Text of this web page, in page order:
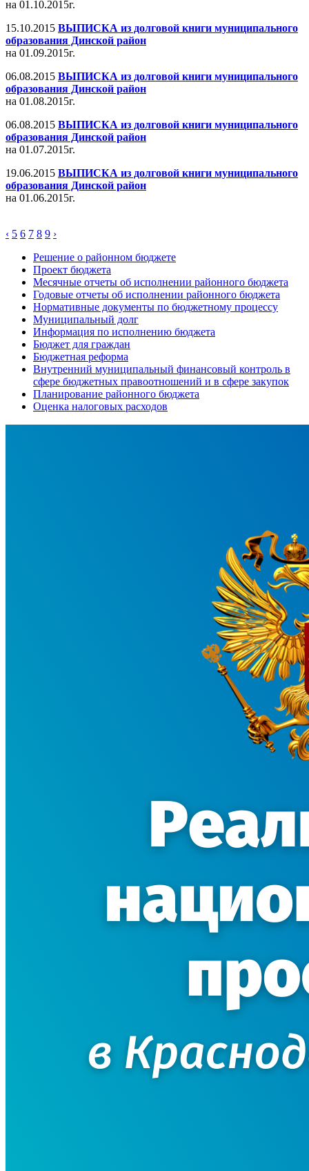
на 01.10.2015г.
15.10.2015 ВЫПИСКА из долговой книги муниципального
образования Динской район
на 01.09.2015г.
06.08.2015 ВЫПИСКА из долговой книги муниципального
образования Динской район
на 01.08.2015г.
06.08.2015 ВЫПИСКА из долговой книги муниципального
образования Динской район
на 01.07.2015г.
19.06.2015 ВЫПИСКА из долговой книги муниципального
образования Динской район
на 01.06.2015г.
‹ 5 6 7 8 9 ›
Решение о районном бюджете
Проект бюджета
Месячные отчеты об исполнении районного бюджета
Годовые отчеты об исполнении районного бюджета
Нормативные документы по бюджетному процессу
Муниципальный долг
Информация по исполнению бюджета
Бюджет для граждан
Бюджетная реформа
Внутренний муниципальный финансовый контроль в
сфере бюджетных правоотношений и в сфере закупок
Планирование районного бюджета
Оценка налоговых расходов